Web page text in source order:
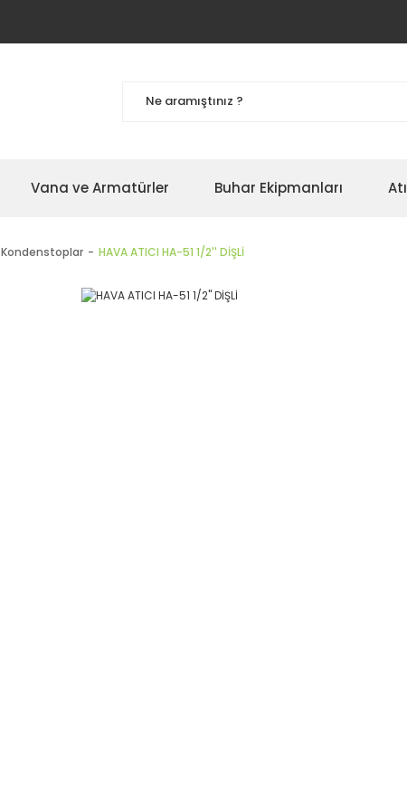
Vana ve Armatürler Buhar Ekipmanları
Kondenstoplar HAVA ATICI HA-51 1/2'' DİŞLİ